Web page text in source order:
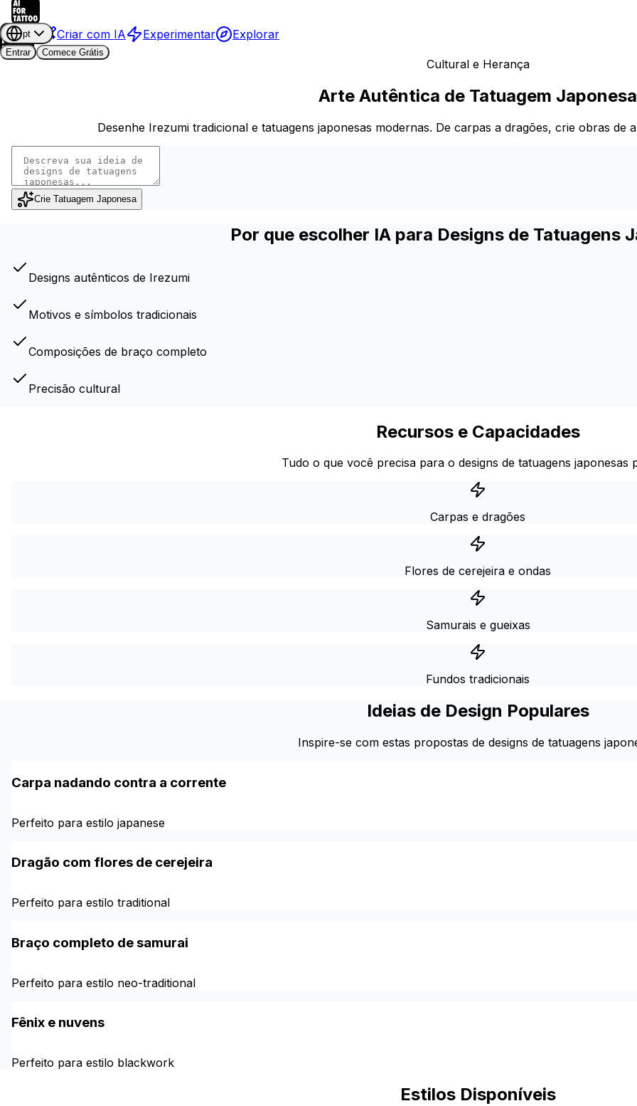
Criar com IA Experimentar Explorar
pt
Entrar
Comece Grátis
Cultural e Herança
Arte Autêntica de Tatuagem Japonesa
Desenhe Irezumi tradicional e tatuagens japonesas modernas. De carpas a dragões, crie obras de
Crie Tatuagem Japonesa
Por que escolher IA para Designs de Tatuagens
Designs autênticos de Irezumi
Motivos e símbolos tradicionais
Composições de braço completo
Precisão cultural
Recursos e Capacidades
Tudo o que você precisa para o designs de tatuagens japonesas
Carpas e dragões
Flores de cerejeira e ondas
Samurais e gueixas
Fundos tradicionais
Ideias de Design Populares
Inspire-se com estas propostas de designs de tatuagens
Carpa nadando contra a corrente
Perfeito para estilo japanese
Dragão com flores de cerejeira
Perfeito para estilo traditional
Braço completo de samurai
Perfeito para estilo neo-traditional
Fênix e nuvens
Perfeito para estilo blackwork
Estilos Disponíveis